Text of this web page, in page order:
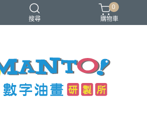
搜尋
入門推薦款
畫布
0
購物車